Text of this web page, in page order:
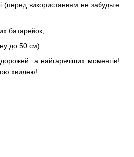
(перед використанням не забудьте
батарейок;
до 50 см).
та найгарячіших моментів!
хвилею!